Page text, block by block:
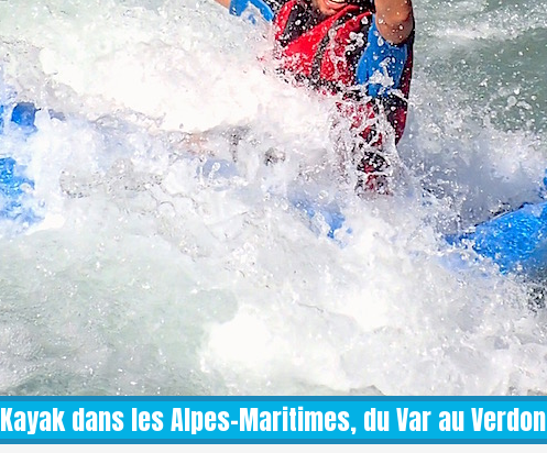
Kayak dans les Alpes-Maritimes, du Var au Verdon